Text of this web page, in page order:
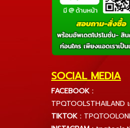
SOCIAL MEDIA
FACEBOOK :
TPQTOOLSTHAILAND
TIKTOK :